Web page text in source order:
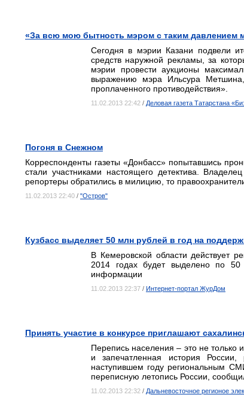
«За всю мою бытность мэром с таким давлением
Сегодня в мэрии Казани подвели
средств наружной рекламы, за
мэрии провести аукционы
выражению мэра Ильсура
проплаченного противодействия».
11.02.2013 22:42 / Деловая газета Татарстана
Погоня в Снежном
Корреспонденты газеты «Донбасс» попытавшись
стали участниками настоящего детектива.
репортеры обратились в милицию, то
11.02.2013 22:40 / "Остров"
Кузбасс выделяет 50 млн рублей в год на
В Кемеровской области действует
2014 годах будет выделено по 50
информации
11.02.2013 22:37 / Интернет-портал ЖурДом
Принять участие в конкурсе приглашают
Перепись населения – это не только
и запечатленная история
наступившем году региональным
переписную летопись России,
11.02.2013 22:32 / Дальневосточное регионое